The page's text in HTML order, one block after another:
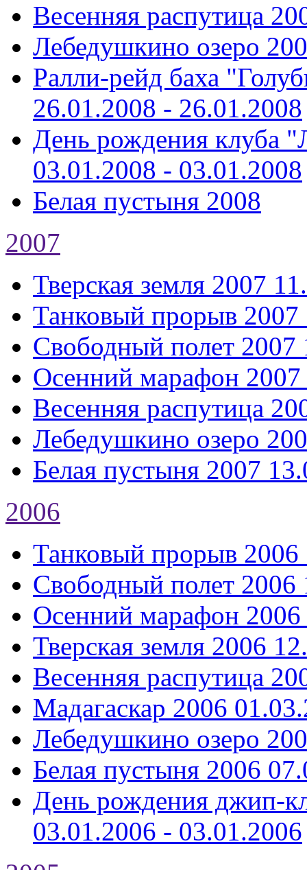
Весенняя распутица
Лебедушкино озеро
Ралли-рейд баха
26.01.2008 - 26.01.2008
День рождения клуба
03.01.2008 - 03.01.2008
Белая пустыня 2008
2007
Тверская земля 2007
Танковый прорыв 2007
Свободный полет 2007
Осенний марафон 2007
Весенняя распутица
Лебедушкино озеро
Белая пустыня 2007
2006
Танковый прорыв 2006
Свободный полет 2006
Осенний марафон 2006
Тверская земля 2006
Весенняя распутица
Мадагаскар 2006
Лебедушкино озеро
Белая пустыня 2006
День рождения джип-
03.01.2006 - 03.01.2006